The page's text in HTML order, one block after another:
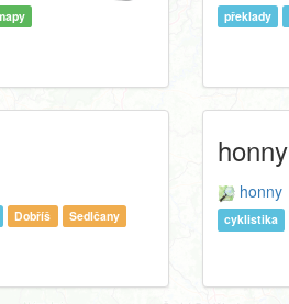
překlady
Dobříš Sedlčany
honny
honny
cyklistika